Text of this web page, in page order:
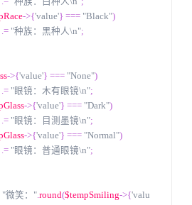
->{'value'} === "Black")
.= "种族：黑种人\n";
->{'value'} === "None")
.= "眼镜：木有眼镜\n";
->{'value'} === "Dark")
.= "眼镜：目测墨镜\n";
->{'value'} === "Normal")
.= "眼镜：普通眼镜\n";
"微笑：".round($tempSmiling->{'valu